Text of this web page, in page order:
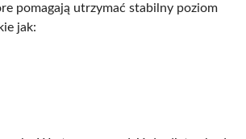
pomagają utrzymać stabilny poziom
jak: